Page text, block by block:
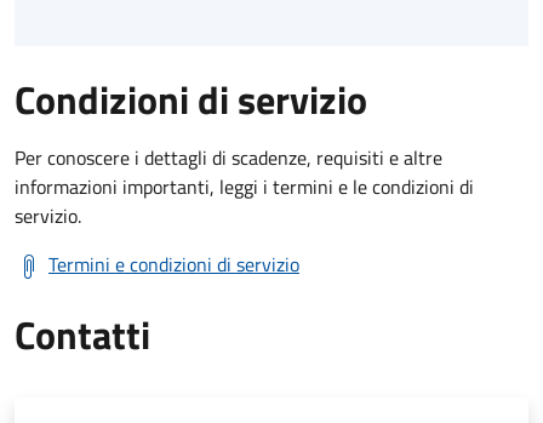
Condizioni di servizio
Per conoscere i dettagli di scadenze, requisiti e altre
informazioni importanti, leggi i termini e le condizioni di
servizio.
Termini e condizioni di servizio
Contatti